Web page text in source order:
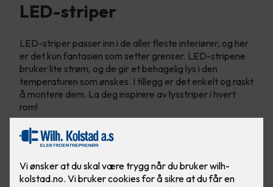
LED-striper
LED-striper passer inn i de aller fleste interiører, og her
er det kun fantasien som setter grenser.​ LED-stripene
bruker lite strøm, og de gir et behagelig lys i den
temperaturen som ønskes. I tillegg er det enkelt og raskt
å montere dem.​ La deg inspirere av lysstriper i hvert
rom!